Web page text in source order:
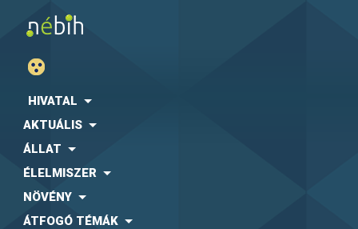
HIVATAL
AKTUÁLIS
ÁLLAT
ÉLELMISZER
NÖVÉNY
ÁTFOGÓ TÉMÁK